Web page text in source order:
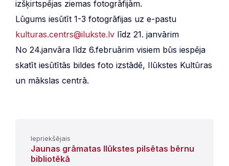
izšķirtspējas ziemas fotogrāfijām.
Lūgums iesūtīt 1-3 fotogrāfijas uz e-pastu
kulturas.centrs@ilukste.lv līdz 21. janvārim
No 24.janvāra līdz 6.februārim visiem būs iespēja
skatīt iesūtītās bildes foto izstādē, Ilūkstes Kultūras
un mākslas centrā.
Iepriekšējais
Jaunas grāmatas Ilūkstes pilsētas bērnu
bibliotēkā